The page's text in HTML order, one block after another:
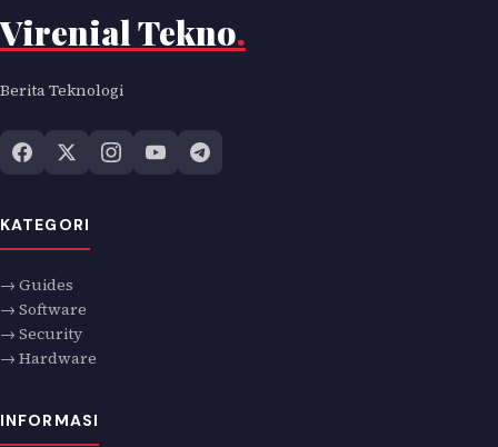
Virenial Tekno.
Berita Teknologi
KATEGORI
→ Guides
→ Software
→ Security
→ Hardware
INFORMASI